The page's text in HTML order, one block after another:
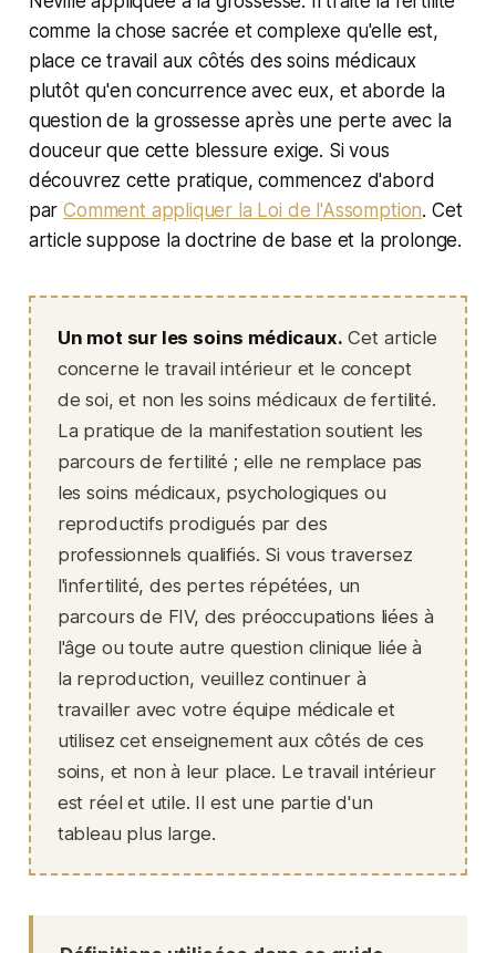
comme la chose sacrée et complexe qu'elle est,
place ce travail aux côtés des soins médicaux
plutôt qu'en concurrence avec eux, et aborde la
question de la grossesse après une perte avec la
douceur que cette blessure exige. Si vous
découvrez cette pratique, commencez d'abord
parComment appliquer la Loi de l'Assomption. Cet
article suppose la doctrine de base et la prolonge.
Un mot sur les soins médicaux. Cet article
concerne le travail intérieur et le concept
de soi, et non les soins médicaux de fertilité.
La pratique de la manifestation soutient les
parcours de fertilité ; elle ne remplace pas
les soins médicaux, psychologiques ou
reproductifs prodigués par des
professionnels qualifiés. Si vous traversez
l'infertilité, des pertes répétées, un
parcours de FIV, des préoccupations liées à
l'âge ou toute autre question clinique liée à
la reproduction, veuillez continuer à
travailler avec votre équipe médicale et
utilisez cet enseignement aux côtés de ces
soins, et non à leur place. Le travail intérieur
est réel et utile. Il est une partie d'un
tableau plus large.